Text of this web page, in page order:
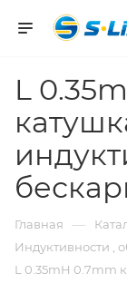
L
Главная —
Индуктивности ,
L 0.35mH 0.7mm